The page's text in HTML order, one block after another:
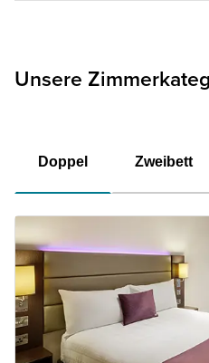
Unsere
Doppel Zweibett